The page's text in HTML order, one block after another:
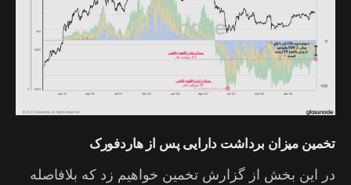
تخمین میزان برداشت دارایی پس از هاردفورک
در این بخش از گزارش تخمین خواهیم زد که بلافاصله